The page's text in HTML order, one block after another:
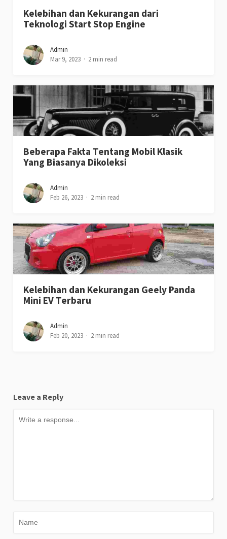
Kelebihan dan Kekurangan dari
Teknologi Start Stop Engine
Admin
Mar 9, 2023
2 min read
Beberapa Fakta Tentang Mobil Klasik
Yang Biasanya Dikoleksi
Admin
Feb 26, 2023
2 min read
Kelebihan dan Kekurangan Geely Panda
Mini EV Terbaru
Admin
Feb 20, 2023
2 min read
Leave a Reply